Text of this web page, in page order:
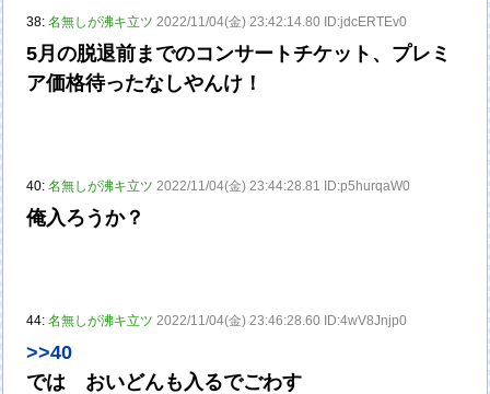
38:名無しが沸キ立ツ 2022/11/04(金) 23:42:14.80 ID:jdcERTEv0
5月の脱退前までのコンサートチケット、プレミ
ア価格待ったなしやんけ！
40:名無しが沸キ立ツ 2022/11/04(金) 23:44:28.81 ID:p5hurqaW0
俺入ろうか？
44:名無しが沸キ立ツ 2022/11/04(金) 23:46:28.60 ID:4wV8Jnjp0
>>40
では おいどんも入るでごわす